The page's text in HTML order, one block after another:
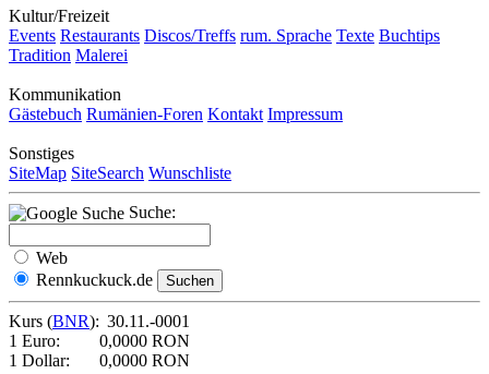
Kultur/Freizeit
Events Restaurants Discos/Treffs rum. Sprache Texte Buchtips
Tradition Malerei
Kommunikation
Gästebuch Rumänien-Foren Kontakt Impressum
Sonstiges
SiteMap SiteSearch Wunschliste
Suche:
Web
Rennkuckuck.de
Kurs (BNR): 30.11.-0001
1 Euro:
0,0000 RON
1 Dollar:
0,0000 RON